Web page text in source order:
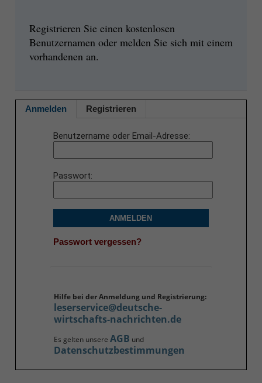
Registrieren Sie einen kostenlosen
Benutzernamen oder melden Sie sich mit einem
vorhandenen an.
Anmelden Registrieren
Benutzername oder Email-Adresse
Passwort
ANMELDEN
Passwort vergessen?
Hilfe bei der Anmeldung und Registrierung:
leserservice@deutsche-
wirtschafts-nachrichten.de
Es gelten unsere AGB und
Datenschutzbestimmungen